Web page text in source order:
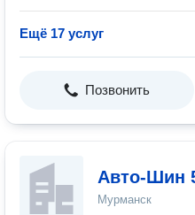
Ещё 17 услуг
Позвонить
Авто-Шин
Мурманск